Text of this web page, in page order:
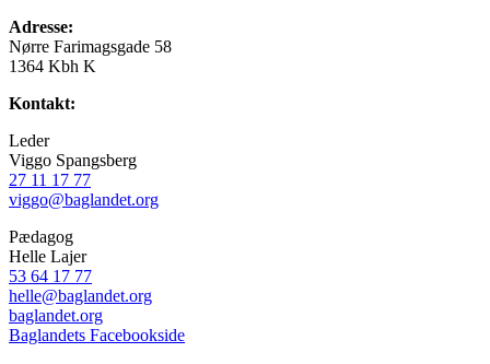
Adresse:
Nørre Farimagsgade 58
1364 Kbh K
Kontakt:
Leder
Viggo Spangsberg
27 11 17 77
viggo@baglandet.org
Pædagog
Helle Lajer
53 64 17 77
helle@baglandet.org
baglandet.org
Baglandets Facebookside